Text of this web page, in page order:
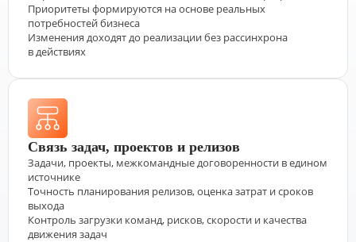
Приоритеты формируются на основе реальных
потребностей бизнеса
Изменения доходят до реализации без рассинхрона
в действиях
Связь задач, проектов и релизов
Задачи, проекты, межкомандные договоренности в едином
источнике
Точность планирования релизов, оценка затрат и сроков
выхода
Контроль загрузки команд, рисков, скорости и качества
движения задач